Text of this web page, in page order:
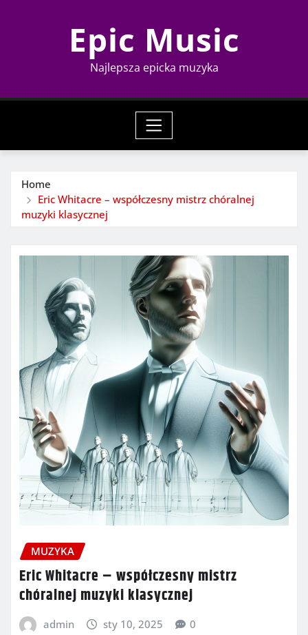
Epic Music
Najlepsza epicka muzyka
Home
Eric Whitacre – współczesny mistrz chóralnej
muzyki klasycznej
MUZYKA
Eric Whitacre – współczesny mistrz
chóralnej muzyki klasycznej
admin sty 10, 2025 0